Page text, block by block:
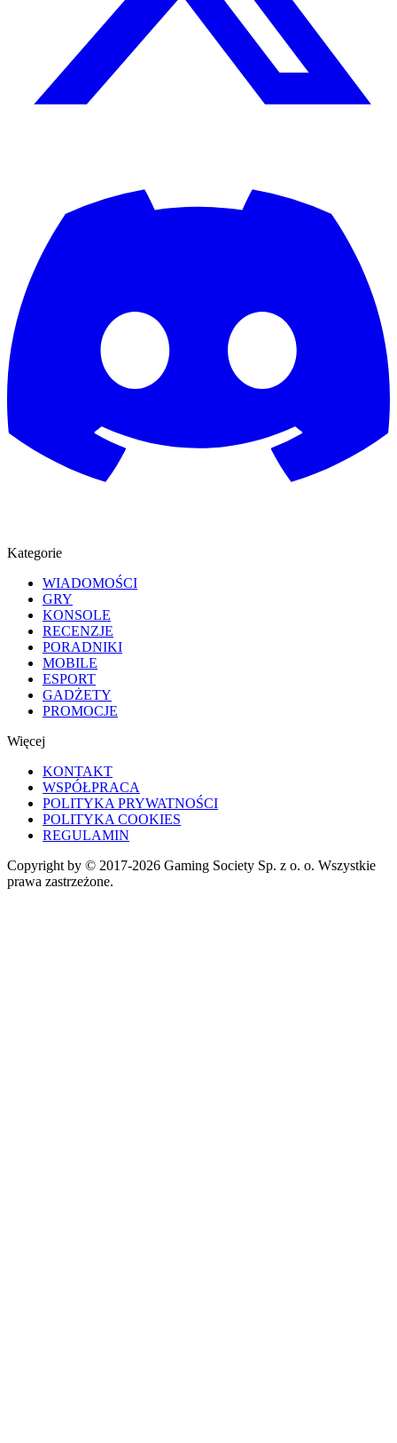
Kategorie
WIADOMOŚCI
GRY
KONSOLE
RECENZJE
PORADNIKI
MOBILE
ESPORT
GADŻETY
PROMOCJE
Więcej
KONTAKT
WSPÓŁPRACA
POLITYKA PRYWATNOŚCI
POLITYKA COOKIES
REGULAMIN
Copyright by © 2017-2026 Gaming Society Sp. z o. o. Wszystkie
prawa zastrzeżone.